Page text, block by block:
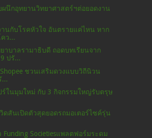
ผนึกอุทยานวิทยาศาสตร์ฯต่อยอดงาน
านกับโรคหัวใจ อันตรายแค่ไหน หาก
ว...
ยาบาลรามาธิบดี ถอดบทเรียนจาก
ปรั...
ชวนเสริมดวงแบบวิถีนิวน
...
ร์ในมุมใหม่ กับ 3 กิจกรรมใหญ่รับตรุษ
ดสันเปิดตัวสุดยอดรถมอเตอร์ไซค์รุ่น
Funding Societiesแพลตฟอร์มระดม